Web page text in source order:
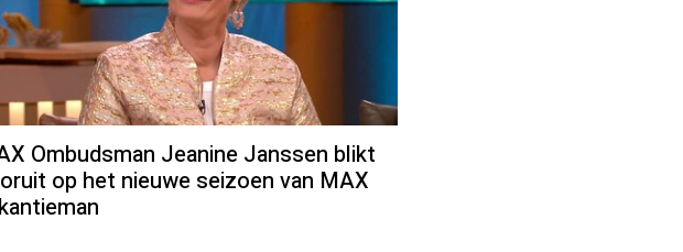
Ombudsman Jeanine Janssen blikt
op het nieuwe seizoen van MAX